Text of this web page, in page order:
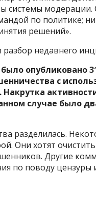
системы модерации.
по политике;
решений».
недавнего
опубликовано
с
случае было
разделилась.
Они хотят
Другие
по поводу